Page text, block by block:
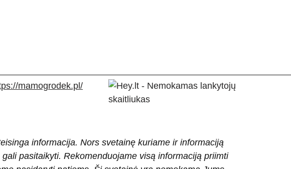
mamogrodek.pl/
informacija. Nors svetainę kuriame ir informaciją
pasitaikyti. Rekomenduojame visą informaciją priimti